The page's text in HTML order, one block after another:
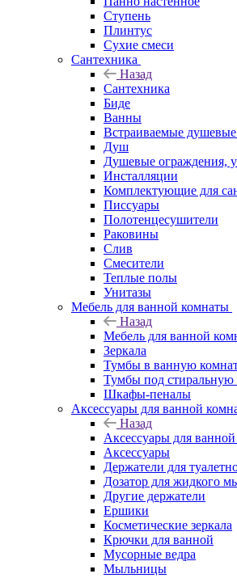
Ступень
Плинтус
Сухие смеси
Сантехника
Назад
Сантехника
Биде
Ванны
Встраиваемые
Душ
Душевые ограждения,
Инсталляции
Комплектующие для
Писсуары
Полотенцесушители
Раковины
Слив
Смесители
Теплые полы
Унитазы
Мебель для ванной комнаты
Назад
Мебель для ванной
Зеркала
Тумбы в ванную
Тумбы под
Шкафы-пеналы
Аксессуары для ванной
Назад
Аксессуары для
Аксессуары
Держатели для
Дозатор для жидкого
Другие держатели
Ершики
Косметические зеркала
Крючки для ванной
Мусорные ведра
Мыльницы